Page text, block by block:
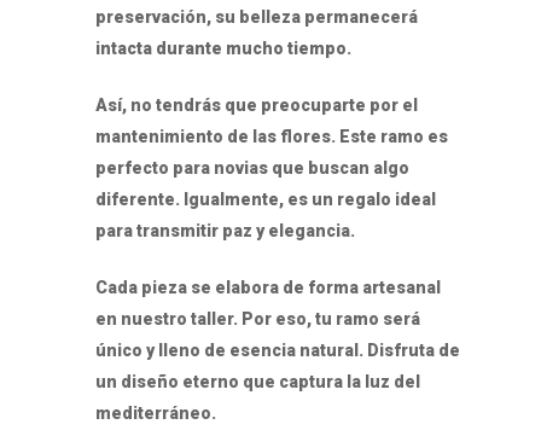
preservación, su belleza permanecerá
intacta durante mucho tiempo.
Así, no tendrás que preocuparte por el
mantenimiento de las flores. Este ramo es
perfecto para novias que buscan algo
diferente. Igualmente, es un regalo ideal
para transmitir paz y elegancia.
Cada pieza se elabora de forma artesanal
en nuestro taller. Por eso, tu ramo será
único y lleno de esencia natural. Disfruta de
un diseño eterno que captura la luz del
mediterráneo.